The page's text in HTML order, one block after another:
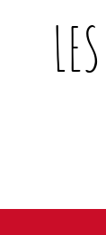
LES